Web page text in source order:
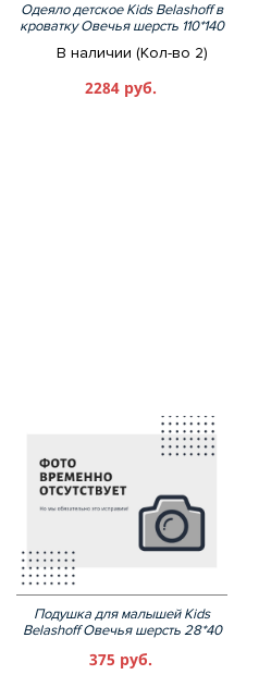
Одеяло детское Kids Belashoff в
кроватку Овечья шерсть 110*140
В наличии (Кол-во 2)
2284 руб.
Подушка для малышей Kids
Belashoff Овечья шерсть 28*40
375 руб.